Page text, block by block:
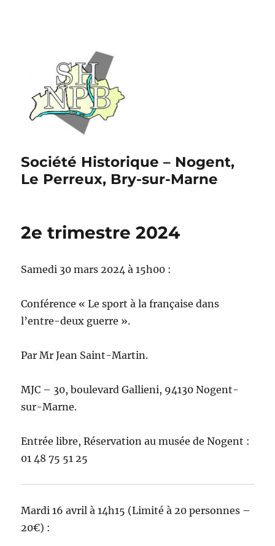
Société Historique – Nogent,
Le Perreux, Bry-sur-Marne
2e trimestre 2024
Samedi 30 mars 2024 à 15h00 :
Conférence « Le sport à la française dans
l’entre-deux guerre ».
Par Mr Jean Saint-Martin.
MJC – 30, boulevard Gallieni, 94130 Nogent-
sur-Marne.
Entrée libre, Réservation au musée de Nogent :
01 48 75 51 25
Mardi 16 avril à 14h15 (Limité à 20 personnes –
20€) :